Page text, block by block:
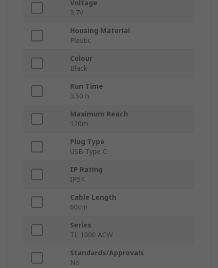
Voltage
3.7V
Housing Material
Plastic
Colour
Black
Run Time
3.50 h
Maximum Reach
120m
Plug Type
USB Type C
IP Rating
IP54
Cable Length
60cm
Series
TL 1000 ACW
Standards/Approvals
No